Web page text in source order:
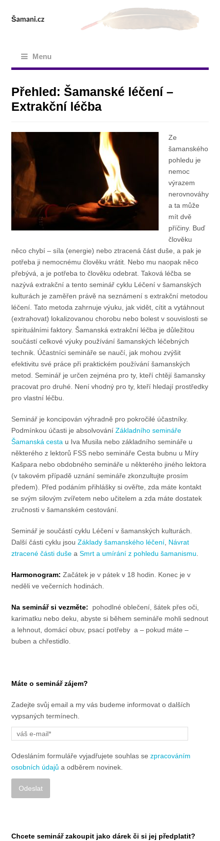
Menu
Přehled: Šamanské léčení –
Extrakční léčba
Ze
šamanského
pohledu je
nemoc
výrazem
nerovnováhy
a ta může
mít dvě
příčiny. Buď
člověku
něco chybí – síla (energie) nebo ztracená část duše, a pak je
potřeba ji nemocnému člověku vrátit. Nebo mu naopak něco
přebývá, a je potřeba to člověku odebrat. Taková léčba se
nazývá extrakční a tento seminář cyklu Léčení v šamanských
kulturách je zaměřen právě na seznámení s extrakční metodou
léčení. Tato metoda zahrnuje výuku, jak vidět, cítit a vytáhnout
(extrahovat) lokalizovanou chorobu nebo bolest v souvislosti se
spirituálními faktory. Šamanská extrakční léčba je důležitou
součástí celkové výuky používání šamanských léčebných
technik. Účastníci semináře se naučí, jak mohou zvýšit
efektivitu své práce při praktickém používání šamanských
metod. Seminář je určen zejména pro ty, kteří chtějí šamansky
pracovat pro druhé. Není vhodný pro ty, kteří hledají prostředky
pro vlastní léčbu.
Seminář je koncipován výhradně pro pokročilé účastníky.
Podmínkou účasti je absolvování Základního semináře
Šamanská cesta u Iva Musila nebo základního semináře u
některého z lektorů FSS nebo semináře Cesta bubnu u Míry
Kašpara nebo obdobného semináře u některého jiného lektora
(v takovém případě uznání semináře zkonzultujte prosím
předem). Před podáním přihlášky si ověřte, zda máte kontakt
se svým silovým zvířetem nebo učitelem a zda máte dostatek
zručnosti v šamanském cestování.
Seminář je součástí cyklu Léčení v šamanských kulturách.
Další části cyklu jsou Základy šamanského léčení, Návrat
ztracené části dušea Smrt a umírání z pohledu šamanismu
Harmonogram: Začátek je v pátek v 18 hodin. Konec je v
neděli ve večerních hodinách.
Na seminář si vezměte:
pohodlné oblečení, šátek přes oči,
karimatku nebo deku, abyste si během semináře mohli sednout
a lehnout, domácí obuv, psací potřeby a – pokud máte –
buben a chřestidlo.
Máte o seminář zájem?
Zadejte svůj email a my vás budeme informovat o dalších
vypsaných termínech.
Odesláním formuláře vyjadřujete souhlas se zpracováním
osobních údajů a odběrem novinek.
Chcete seminář zakoupit jako dárek či si jej předplatit?